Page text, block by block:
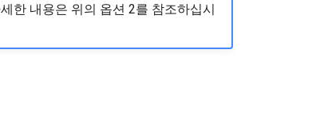
한 내용은 위의 옵션 2를 참조하십시